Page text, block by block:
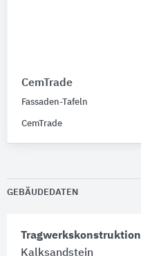
CemTrade
Fassaden-Tafeln
CemTrade
GEBÄUDEDATEN
Tragwerkskonstruktion
Kalksandstein